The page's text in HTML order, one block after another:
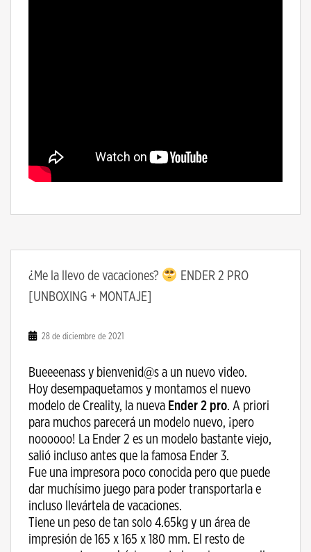
¿Me la llevo de vacaciones?
ENDER 2 PRO
[UNBOXING + MONTAJE]
28 de diciembre de 2021
Bueeeenass y bienvenid@s a un nuevo video.
Hoy desempaquetamos y montamos el nuevo
modelo de Creality, la nueva Ender 2 pro. A priori
para muchos parecerá un modelo nuevo, ¡pero
noooooo! La Ender 2 es un modelo bastante viejo,
salió incluso antes que la famosa Ender 3.
Fue una impresora poco conocida pero que puede
dar muchísimo juego para poder transportarla e
incluso llevártela de vacaciones.
Tiene un peso de tan solo 4.65kg y un área de
impresión de 165 x 165 x 180 mm. El resto de